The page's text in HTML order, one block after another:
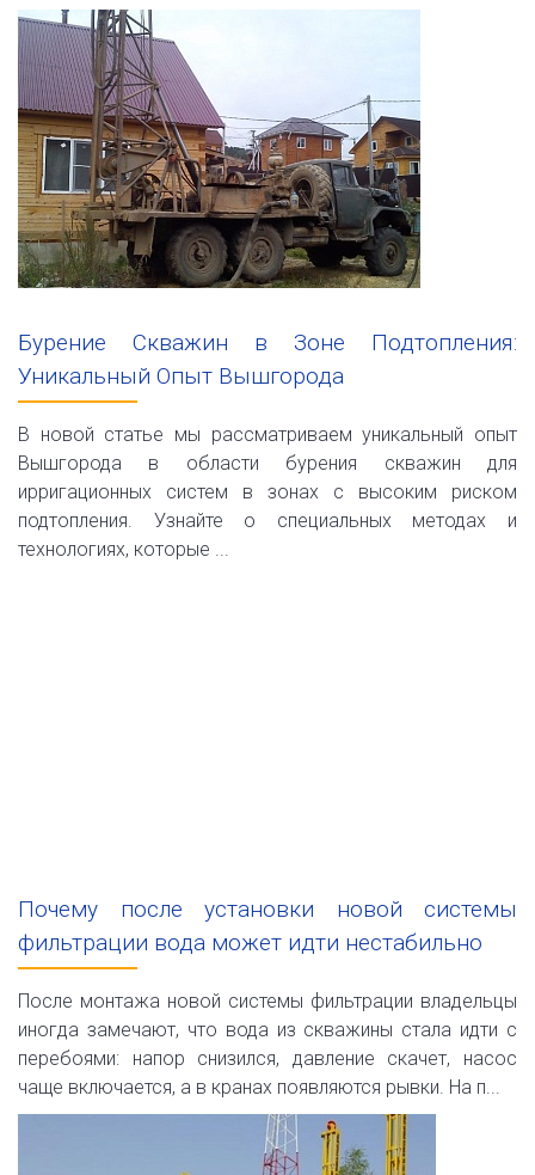
Бурение Скважин в Зоне Подтопления:
Уникальный Опыт Вышгорода
В новой статье мы рассматриваем уникальный опыт
Вышгорода в области бурения скважин для
ирригационных систем в зонах с высоким риском
подтопления. Узнайте о специальных методах и
технологиях, которые ...
Почему после установки новой системы
фильтрации вода может идти нестабильно
После монтажа новой системы фильтрации владельцы
иногда замечают, что вода из скважины стала идти с
перебоями: напор снизился, давление скачет, насос
чаще включается, а в кранах появляются рывки. На п...